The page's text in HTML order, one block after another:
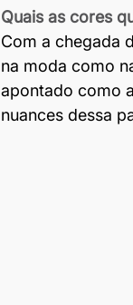
Quais as cores
Com a chegada
na moda como
apontado como
nuances dessa